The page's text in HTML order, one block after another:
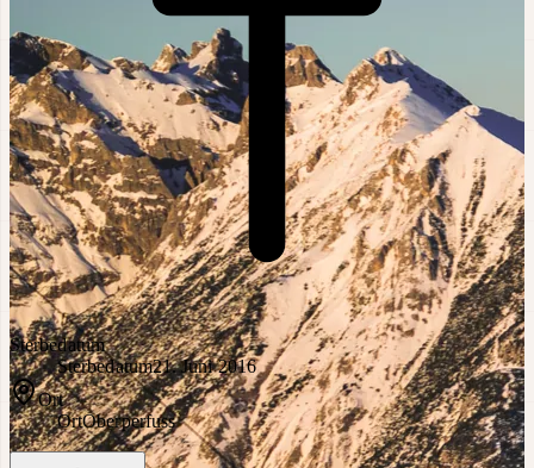
Sterbedatum
Sterbedatum21. Juni 2016
Ort
OrtOberperfuss